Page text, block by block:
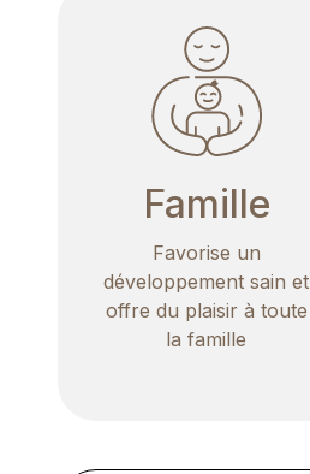
Famille
Favorise un
développement sain et
offre du plaisir à toute
la famille